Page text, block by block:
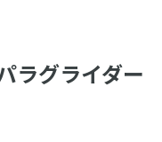
ラグライダー